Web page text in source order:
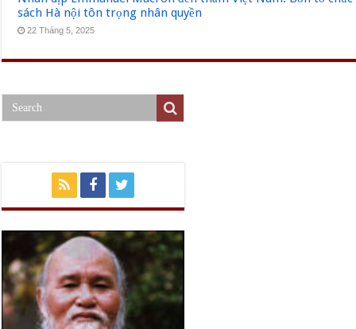
sách Hà nội tôn trọng nhân quyền
22 Tháng 5, 2025